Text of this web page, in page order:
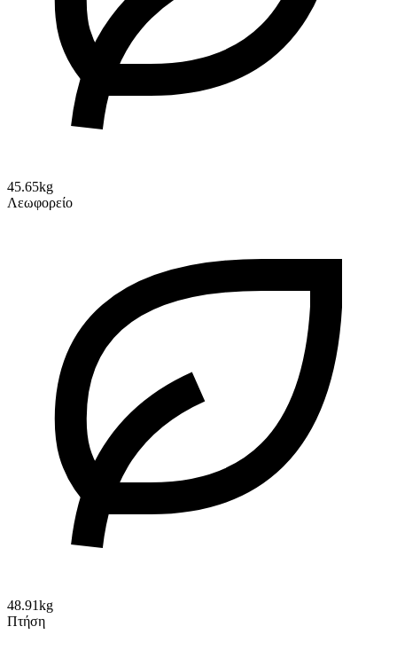
45.65kg
Λεωφορείο
48.91kg
Πτήση